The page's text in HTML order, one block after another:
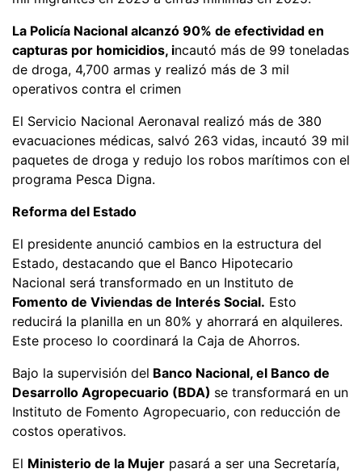
La Policía Nacional alcanzó 90% de efectividad en
capturas por homicidios, incautó más de 99 toneladas
de droga, 4,700 armas y realizó más de 3 mil
operativos contra el crimen
El Servicio Nacional Aeronaval realizó más de 380
evacuaciones médicas, salvó 263 vidas, incautó 39 mil
paquetes de droga y redujo los robos marítimos con el
programa Pesca Digna.
Reforma del Estado
El presidente anunció cambios en la estructura del
Estado, destacando que el Banco Hipotecario
Nacional será transformado en un Instituto de
Fomento de Viviendas de Interés Social. Esto
reducirá la planilla en un 80% y ahorrará en alquileres.
Este proceso lo coordinará la Caja de Ahorros.
Bajo la supervisión del Banco Nacional, el Banco de
Desarrollo Agropecuario (BDA) se transformará en un
Instituto de Fomento Agropecuario, con reducción de
costos operativos.
El Ministerio de la Mujer pasará a ser una Secretaría,